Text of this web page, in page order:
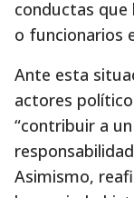
conductas
o funcionarios
Ante esta
actores
“contribuir a
Asimismo,